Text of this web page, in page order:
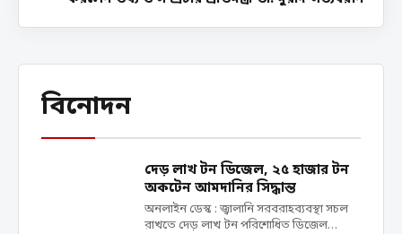
বিনোদন
দেড় লাখ টন ডিজেল, ২৫ হাজার টন
অকটেন আমদানির সিদ্ধান্ত
অনলাইন ডেস্ক : জ্বালানি সরবরাহব্যবস্থা সচল
রাখতে দেড় লাখ টন পরিশোধিত ডিজেল